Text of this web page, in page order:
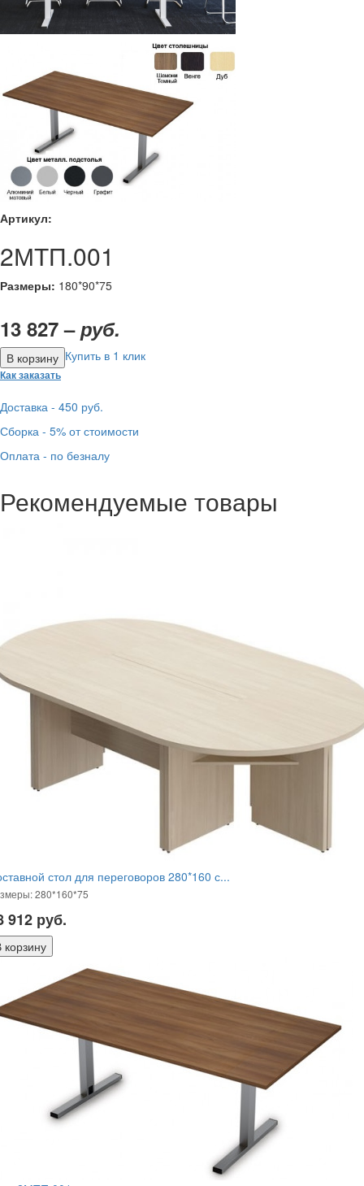
Артикул:
2МТП.001
Размеры: 180*90*75
13 827 –руб.
Купить в 1 клик
Как заказать
Доставка - 450 руб.
Сборка - 5% от стоимости
Оплата - по безналу
Рекомендуемые товары
стол для переговоров 280*160 с...
280*160*75
912 руб.